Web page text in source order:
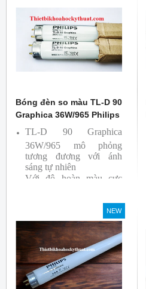
bởi hãng Philips, xuất xứ
Ba lan
Bóng đèn so màu TL-D 90
Graphica 36W/965 Philips
TL-D 90 Graphica
36W/965 mô phỏng
tương đương với ánh
sáng tự nhiên
Với độ hoàn màu cực
Sản phẩm được sản xuất
bởi hãng Philips, xuất xứ
Ba lan
NEW